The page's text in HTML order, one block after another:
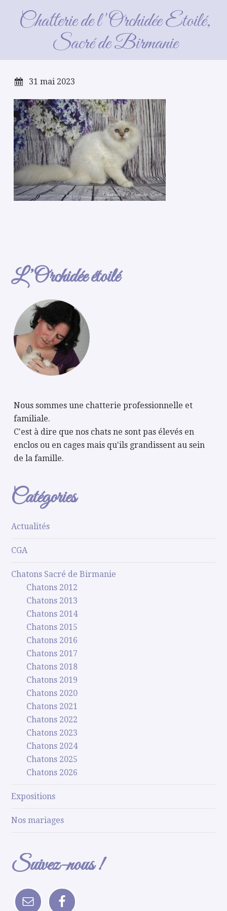
Chatterie de l'Orchidée Etoilé,
Sacré de Birmanie
Themis 10 mois
31 mai 2023
L’Orchidée étoilé
Nous sommes une chatterie professionnelle et
familiale.
C'est à dire que nos chats ne sont pas élevés en
enclos ou en cages mais qu'ils grandissent au sein
de la famille.
Catégories
Actualités
CGA
Chatons Sacré de Birmanie
Chatons 2012
Chatons 2013
Chatons 2014
Chatons 2015
Chatons 2016
Chatons 2017
Chatons 2018
Chatons 2019
Chatons 2020
Chatons 2021
Chatons 2022
Chatons 2023
Chatons 2024
Chatons 2025
Chatons 2026
Expositions
Nos mariages
Suivez-nous !